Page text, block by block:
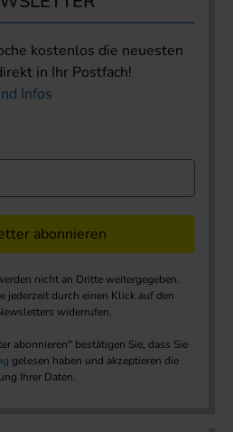
kostenlos die neuesten
in Ihr Postfach!
Infos
abonnieren
nicht an Dritte weitergegeben.
jederzeit durch einen Klick auf den
widerrufen.
abonnieren" bestätigen Sie, dass Sie
gelesen haben und akzeptieren die
Ihrer Daten.